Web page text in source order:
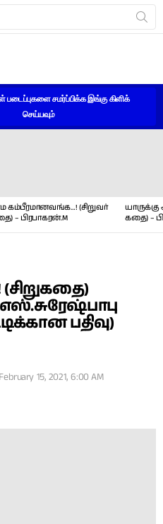
படைப்புகளை சமர்ப்பிக்க இங்கு கிளிக்
செய்யவும்
கம்பீரமானவங்க…! (சிறுவர்
– பிரபாகரன்.M
யாருக்கு
கதை) –
(சிறுகதை)
பதிவு)
February 15, 2021, 6:00 AM